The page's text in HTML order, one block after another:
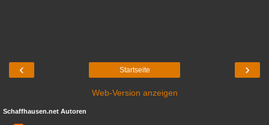
‹ ›
Startseite
Web-Version anzeigen
Schaffhausen.net Autoren